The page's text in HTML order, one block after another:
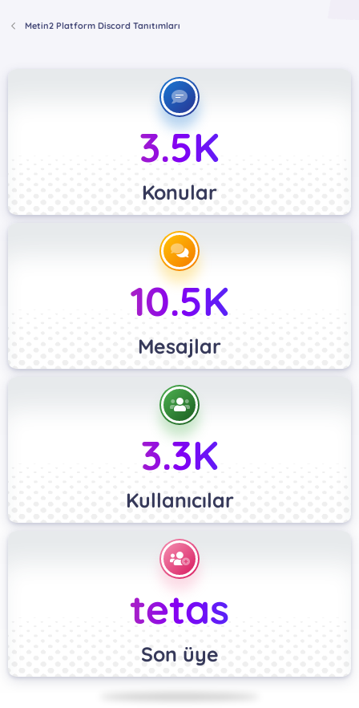
Metin2 Platform Discord Tanıtımları
3.5K
Konular
10.5K
Mesajlar
3.3K
Kullanıcılar
tetas
Son üye